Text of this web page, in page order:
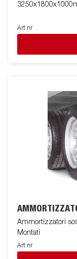
Art nr
Ammortizzatori
Montati
Art nr